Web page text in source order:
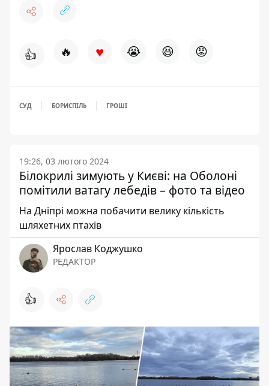
👍 🔥 ♥ 😭 😆 😡
СУД БОРИСПІЛЬ ГРОШІ
19:26, 03 лютого 2024
Білокрилі зимують у Києві: на Оболоні
помітили ватагу лебедів – фото та відео
На Дніпрі можна побачити велику кількість
шляхетних птахів
Ярослав Коджушко
РЕДАКТОР
👍